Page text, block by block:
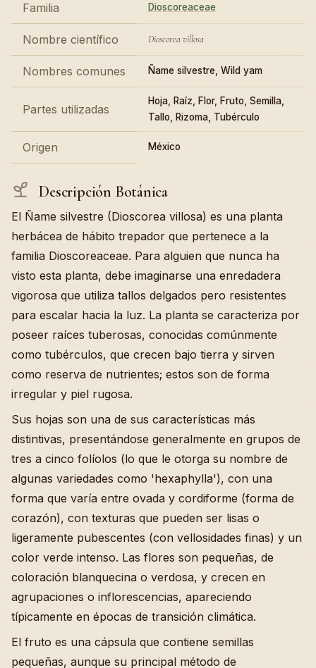
Familia Dioscoreaceae
Nombre científico Dioscorea villosa
Nombres comunes Ñame silvestre, Wild yam
Partes utilizadas
Hoja, Raíz, Flor, Fruto, Semilla,
Tallo, Rizoma, Tubérculo
Origen México
Descripción Botánica
El Ñame silvestre (Dioscorea villosa) es una planta
herbácea de hábito trepador que pertenece a la
familia Dioscoreaceae. Para alguien que nunca ha
visto esta planta, debe imaginarse una enredadera
vigorosa que utiliza tallos delgados pero resistentes
para escalar hacia la luz. La planta se caracteriza por
poseer raíces tuberosas, conocidas comúnmente
como tubérculos, que crecen bajo tierra y sirven
como reserva de nutrientes; estos son de forma
irregular y piel rugosa.
Sus hojas son una de sus características más
distintivas, presentándose generalmente en grupos de
tres a cinco folíolos (lo que le otorga su nombre de
algunas variedades como 'hexaphylla'), con una
forma que varía entre ovada y cordiforme (forma de
corazón), con texturas que pueden ser lisas o
ligeramente pubescentes (con vellosidades finas) y un
color verde intenso. Las flores son pequeñas, de
coloración blanquecina o verdosa, y crecen en
agrupaciones o inflorescencias, apareciendo
típicamente en épocas de transición climática.
El fruto es una cápsula que contiene semillas
pequeñas, aunque su principal método de